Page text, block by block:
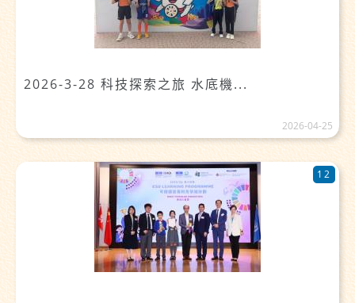
2026-3-28 科技探索之旅 水底機...
2026-04-25
12